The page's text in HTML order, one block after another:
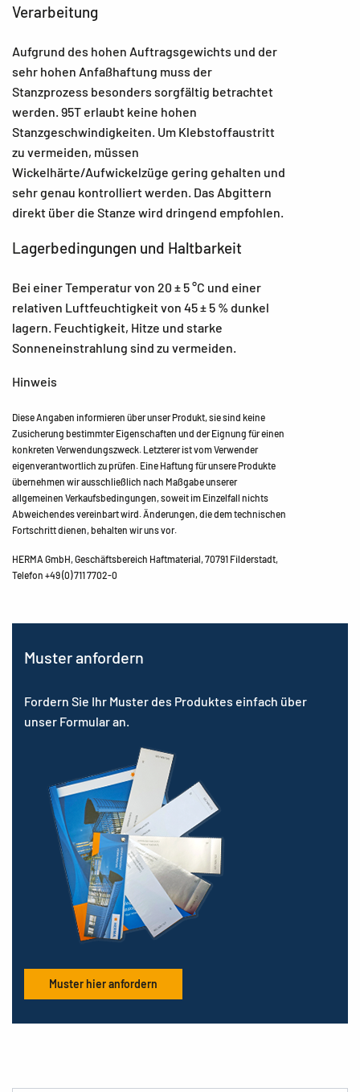
Verarbeitung
Aufgrund des hohen Auftragsgewichts und der
sehr hohen Anfaßhaftung muss der
Stanzprozess besonders sorgfältig betrachtet
werden. 95T erlaubt keine hohen
Stanzgeschwindigkeiten. Um Klebstoffaustritt
zu vermeiden, müssen
Wickelhärte/Aufwickelzüge gering gehalten und
sehr genau kontrolliert werden. Das Abgittern
direkt über die Stanze wird dringend empfohlen.
Lagerbedingungen und Haltbarkeit
Bei einer Temperatur von 20 ± 5 °C und einer
relativen Luftfeuchtigkeit von 45 ± 5 % dunkel
lagern. Feuchtigkeit, Hitze und starke
Sonneneinstrahlung sind zu vermeiden.
Hinweis
Diese Angaben informieren über unser Produkt, sie sind keine
Zusicherung bestimmter Eigenschaften und der Eignung für einen
konkreten Verwendungszweck. Letzterer ist vom Verwender
eigenverantwortlich zu prüfen. Eine Haftung für unsere Produkte
übernehmen wir ausschließlich nach Maßgabe unserer
allgemeinen Verkaufsbedingungen, soweit im Einzelfall nichts
Abweichendes vereinbart wird. Änderungen, die dem technischen
Fortschritt dienen, behalten wir uns vor.
HERMA GmbH, Geschäftsbereich Haftmaterial, 70791 Filderstadt,
Telefon +49 (0) 711 7702-0
Muster anfordern
Fordern Sie Ihr Muster des Produktes einfach über
unser Formular an.
Muster hier anfordern